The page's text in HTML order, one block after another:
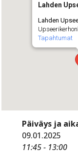
Lahden
Lahden
Tapahtumat
Päiväys ja
09.01.2025
11:45 - 13:00